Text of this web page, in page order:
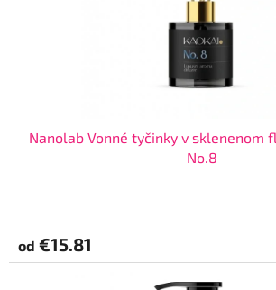
Nanolab Vonné tyčinky v sklenenom
No.8
od €15.81